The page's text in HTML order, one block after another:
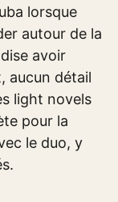
lorsque
autour de la
avoir
aucun détail
light novels
pour la
le duo, y